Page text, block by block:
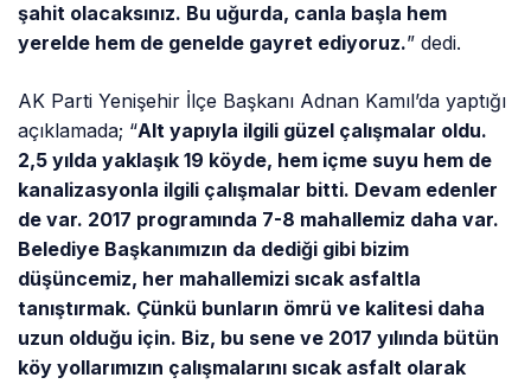
şahit olacaksınız. Bu uğurda, canla başla hem
yerelde hem de genelde gayret ediyoruz.” dedi.
AK Parti Yenişehir İlçe Başkanı Adnan Kamıl’da yaptığı
açıklamada; “Alt yapıyla ilgili güzel çalışmalar oldu.
2,5 yılda yaklaşık 19 köyde, hem içme suyu hem de
kanalizasyonla ilgili çalışmalar bitti. Devam edenler
de var. 2017 programında 7-8 mahallemiz daha var.
Belediye Başkanımızın da dediği gibi bizim
düşüncemiz, her mahallemizi sıcak asfaltla
tanıştırmak. Çünkü bunların ömrü ve kalitesi daha
uzun olduğu için. Biz, bu sene ve 2017 yılında bütün
köy yollarımızın çalışmalarını sıcak asfalt olarak